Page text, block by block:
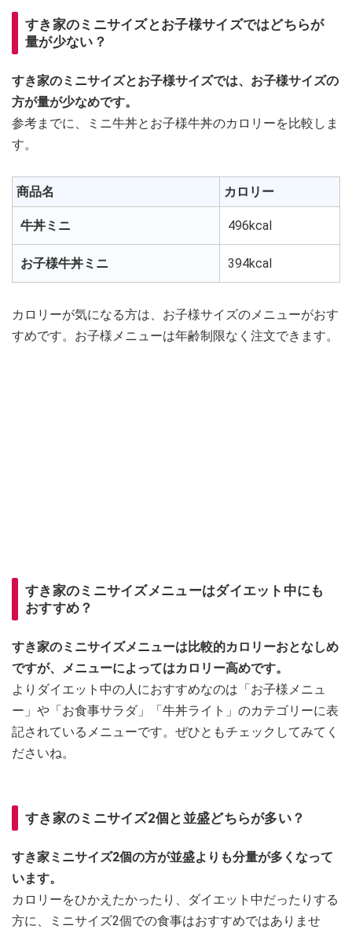
すき家のミニサイズとお子様サイズではどちらが
量が少ない？
すき家のミニサイズとお子様サイズでは、お子様サイズの
方が量が少なめです。
参考までに、ミニ牛丼とお子様牛丼のカロリーを比較しま
す。
商品名 カロリー
牛丼ミニ 496kcal
お子様牛丼ミニ 394kcal
カロリーが気になる方は、お子様サイズのメニューがおす
すめです。お子様メニューは年齢制限なく注文できます。
すき家のミニサイズメニューはダイエット中にも
おすすめ？
すき家のミニサイズメニューは比較的カロリーおとなしめ
ですが、メニューによってはカロリー高めです。
よりダイエット中の人におすすめなのは「お子様メニュ
ー」や「お食事サラダ」「牛丼ライト」のカテゴリーに表
記されているメニューです。ぜひともチェックしてみてく
ださいね。
すき家のミニサイズ2個と並盛どちらが多い？
すき家ミニサイズ2個の方が並盛よりも分量が多くなって
います。
カロリーをひかえたかったり、ダイエット中だったりする
方に、ミニサイズ2個での食事はおすすめではありませ